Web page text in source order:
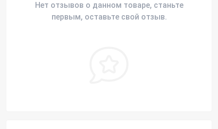
Нет отзывов о данном товаре, станьте
первым, оставьте свой отзыв.